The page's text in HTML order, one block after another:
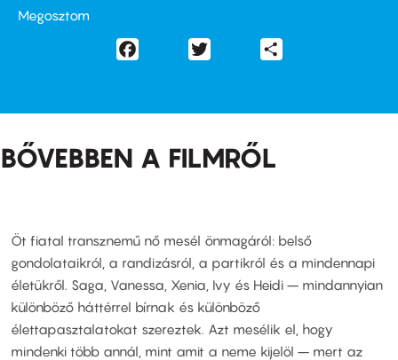
Megosztom
Facebook
BŐVEBBEN A FILMRŐL
Öt fiatal transznemű nő mesél önmagáról: belső
gondolataikról, a randizásról, a partikról és a mindennapi
életükről. Saga, Vanessa, Xenia, Ivy és Heidi – mindannyian
különböző háttérrel bírnak és különböző
élettapasztalatokat szereztek. Azt mesélik el, hogy
mindenki több annál, mint amit a neme kijelöl – mert az